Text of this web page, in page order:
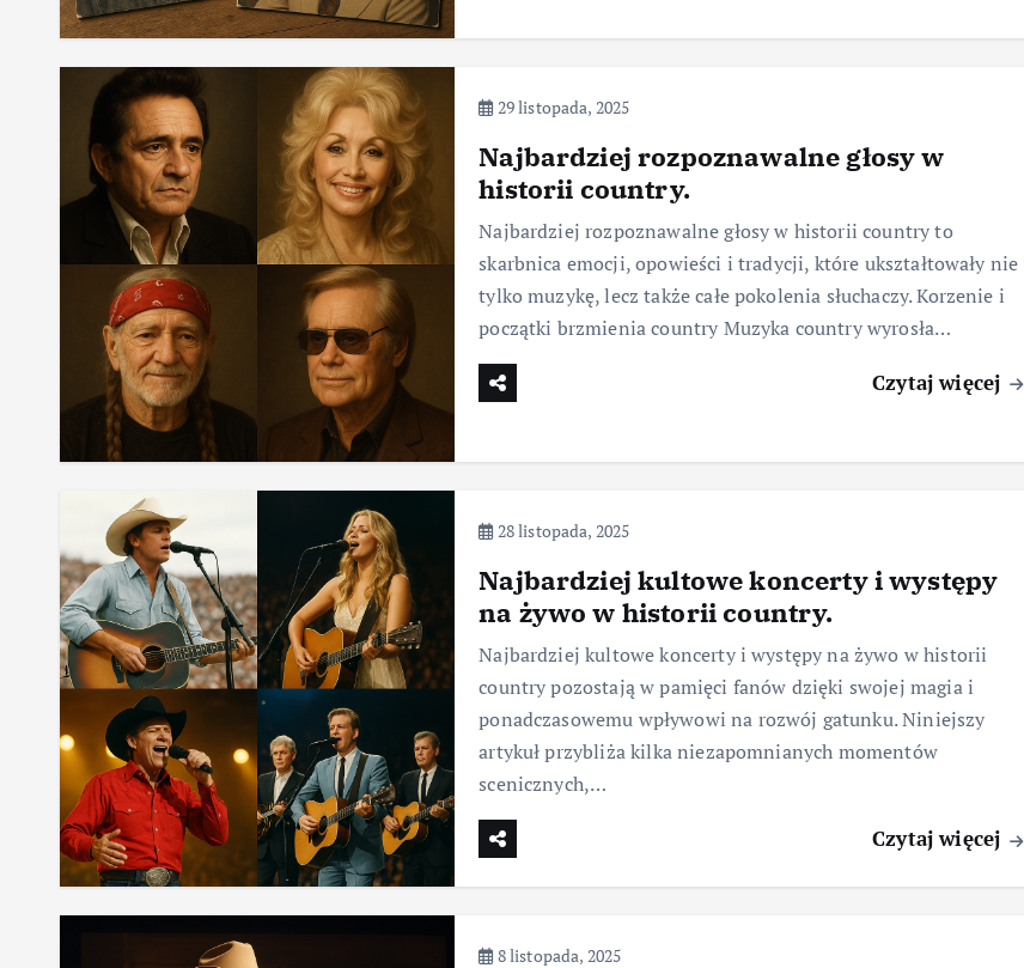
29 listopada, 2025
Najbardziej rozpoznawalne głosy w
historii country.
Najbardziej rozpoznawalne głosy w historii country to
skarbnica emocji, opowieści i tradycji, które ukształtowały nie
tylko muzykę, lecz także całe pokolenia słuchaczy. Korzenie i
początki brzmienia country Muzyka country wyrosła…
Czytaj więcej
28 listopada, 2025
Najbardziej kultowe koncerty i występy
na żywo w historii country.
Najbardziej kultowe koncerty i występy na żywo w historii
country pozostają w pamięci fanów dzięki swojej magia i
ponadczasowemu wpływowi na rozwój gatunku. Niniejszy
artykuł przybliża kilka niezapomnianych momentów
scenicznych,…
Czytaj więcej
8 listopada, 2025